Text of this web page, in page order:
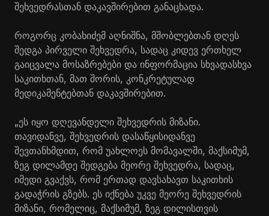
შეხვედრასთან დაკავშირებით განაცხადა.
როგორც კობახიძემ აღნიშნა, მშობლებთან დღეს
შედგა პირველი შეხვედრა, სადაც კიდევ ერთხელ
გაიცვალა მოსაზრებები და ინფორმაცია სხვადასხვა
საკითხთან, მათ შორის, კონკრეტულად
მედიკამენტებთან დაკავშირებით.
„ეს იყო დღევანდელი შეხვედრის მიზანი.
თავიდანვე, შეხვედრის დასაწყისიდანვე
შევთანხმდით, რომ უახლოეს მომავალში, მაქსიმუმ,
ზეგ დილამდე შედგება მეორე შეხვედრა, სადაც,
იმედი გვაქვს, რომ ერთად დავსახავთ საკითხის
გადაჭრის გზებს. ეს იქნება უკვე მეორე შეხვედრის
მიზანი, რომელიც, მაქსიმუმ, ზეგ დილისთვის